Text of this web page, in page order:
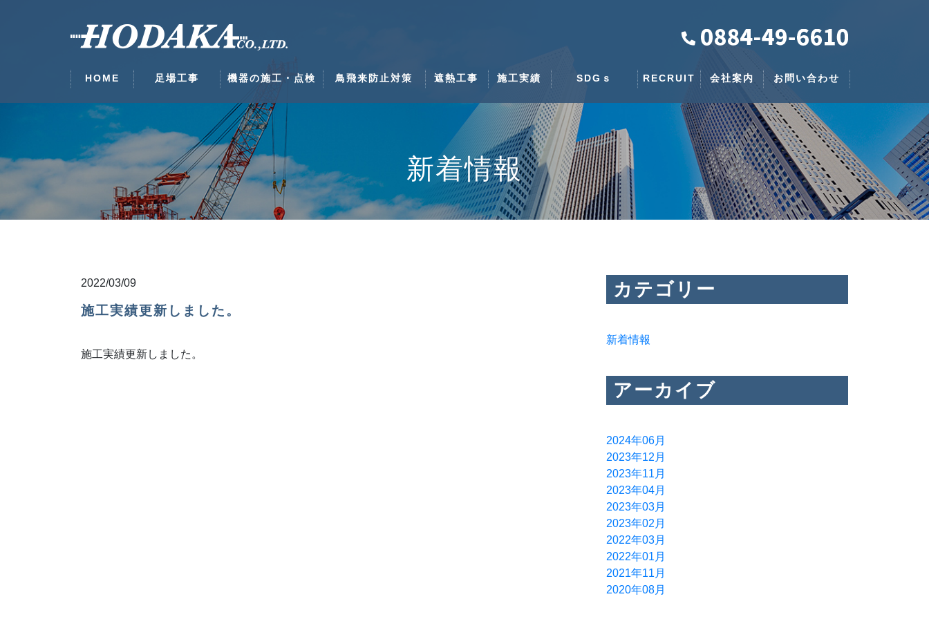
HOME 足場工事 機器の施工・点検 鳥飛来防止対策 遮熱工事 施工実績 SDGｓ RECRUIT 会社案内 お問い合わせ
新着情報
2022/03/09
施工実績更新しました。
施工実績更新しました。
カテゴリー
新着情報
アーカイブ
2024年06月
2023年12月
2023年11月
2023年04月
2023年03月
2023年02月
2022年03月
2022年01月
2021年11月
2020年08月